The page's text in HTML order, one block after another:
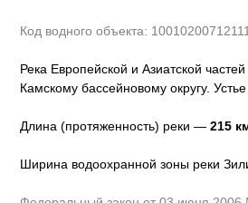
Код водного объекта:
Река Европейской и Азиатской
Камскому бассейновому округу.
Длина (протяженность) реки —215
Ширина водоохранной зоны реки